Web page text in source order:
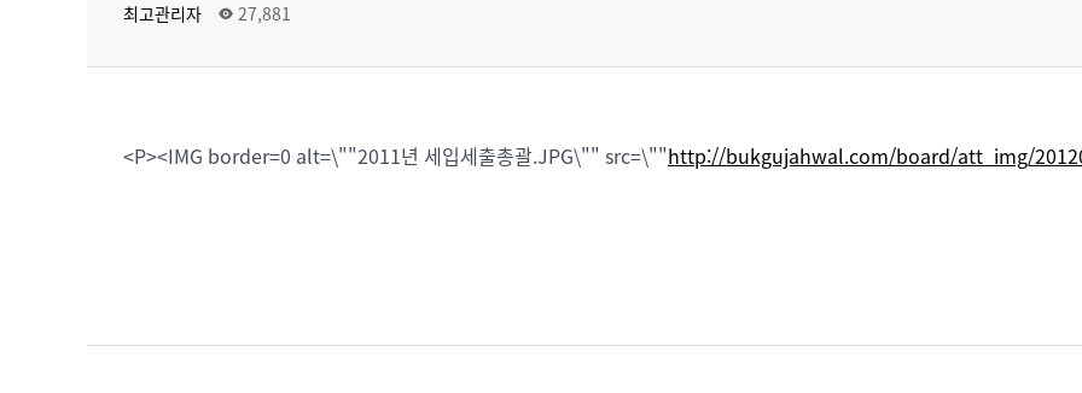
최고관리자 27,881
<P><IMG border=0 alt=\""2011년 세입세출총괄.JPG\"" src=\""http://bukgujahwal.com/board/att_img/